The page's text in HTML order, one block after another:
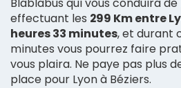
effectuant les 299 Km entre
heures 33 minutes, et durant
minutes vous pourrez faire
vous plaira. Ne paye pas plus
place pour Lyon à Béziers.